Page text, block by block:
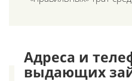
Адреса и
выдающих